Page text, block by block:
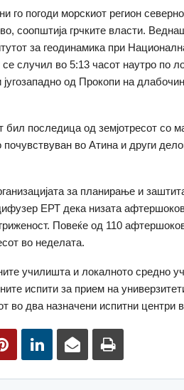
го погоди морскиот регион
соопштија грчките власти.
за геодинамика при
се случил во 5:13 часот наутро по
од Прокопи на
бил последица од земјотресот со
во Атина и други
за планирање и
ЕРТ дека низата
Повеќе од 110
во неделата.
училишта и локалното средно
испити за прием на
во два назначени испитни центри